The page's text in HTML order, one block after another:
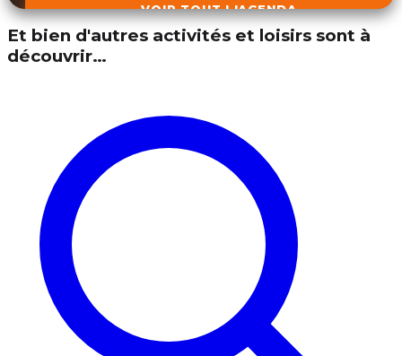
VOIR TOUT L'AGENDA
Et bien d'autres activités et loisirs sont à
découvrir…